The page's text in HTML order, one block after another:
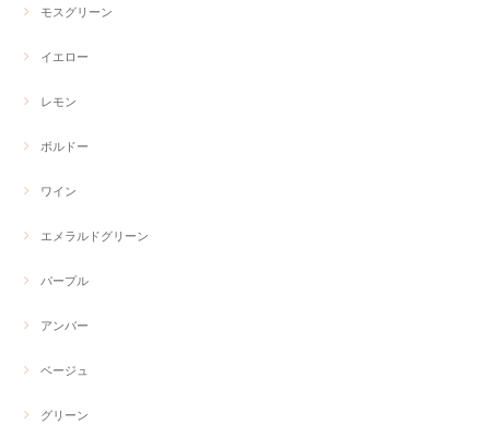
モスグリーン
イエロー
レモン
ボルドー
ワイン
エメラルドグリーン
パープル
アンバー
ベージュ
グリーン